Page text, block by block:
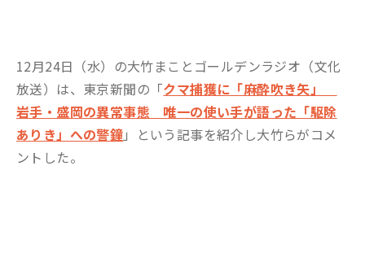
12月24日（水）の大竹まことゴールデンラジオ（文化
放送）は、東京新聞の「クマ捕獲に「麻酔吹き矢」
岩手・盛岡の異常事態 唯一の使い手が語った「駆除
ありき」への警鐘」という記事を紹介し大竹らがコメ
ントした。